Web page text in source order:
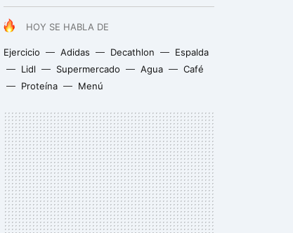
HOY SE HABLA DE
Ejercicio Adidas Decathlon
Espalda
Lidl
Supermercado Agua
Café
Proteína
Menú